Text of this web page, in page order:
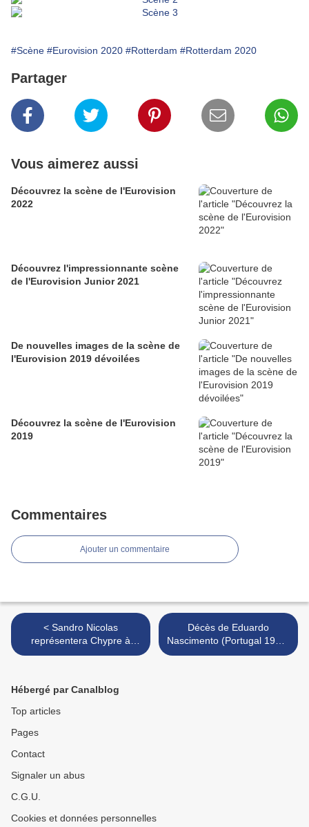
#Scène #Eurovision 2020 #Rotterdam #Rotterdam 2020
Partager
Vous aimerez aussi
Découvrez la scène de l'Eurovision
2022
Découvrez l'impressionnante scène
de l'Eurovision Junior 2021
De nouvelles images de la scène de
l'Eurovision 2019 dévoilées
Découvrez la scène de l'Eurovision
2019
Commentaires
Ajouter un commentaire
< Sandro Nicolas
représentera Chypre à
Rotterdam
Décès de Eduardo
Nascimento (Portugal 1967)
>
Hébergé par Canalblog
Top articles
Pages
Contact
Signaler un abus
C.G.U.
Cookies et données personnelles